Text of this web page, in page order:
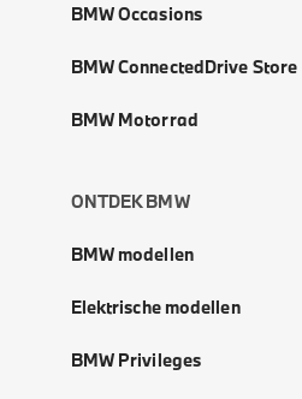
BMW Occasions
BMW ConnectedDrive Store
BMW Motorrad
ONTDEK BMW
BMW modellen
Elektrische modellen
BMW Privileges